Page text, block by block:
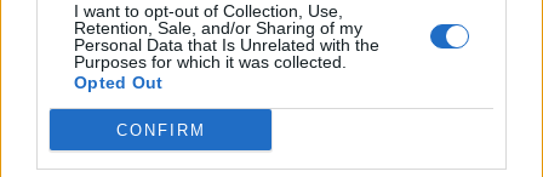
I want to opt-out of Collection, Use,
Retention, Sale, and/or Sharing of my
Personal Data that Is Unrelated with the
Purposes for which it was collected.
Opted Out
CONFIRM
Deixe um comentário
O seu endereço de email não será publicado.Campos obrigatórios